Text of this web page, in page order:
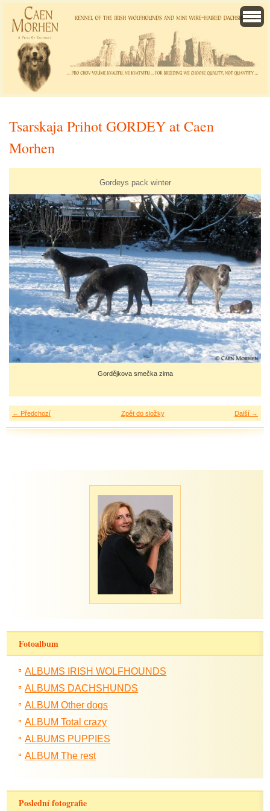
Tsarskaja Prihot GORDEY at Caen
Morhen
Gordeys pack winter
Gordějkova smečka zima
← Předchozí Další →
Zpět do složky
Fotoalbum
ALBUMS IRISH WOLFHOUNDS
ALBUMS DACHSHUNDS
ALBUM Other dogs
ALBUM Total crazy
ALBUMS PUPPIES
ALBUM The rest
Poslední fotografie